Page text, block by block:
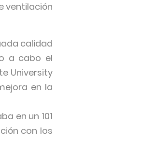
ventilación
calidad
a cabo el
University
en la
en un 101
con los